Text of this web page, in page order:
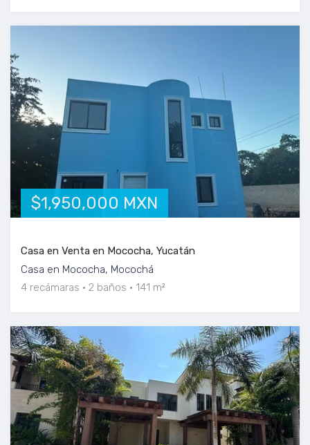
$1,950,000 MXN
Casa en Venta en Mococha, Yucatán
Casa en Mococha, Mocochá
4 recámaras
2 baños 141 m²